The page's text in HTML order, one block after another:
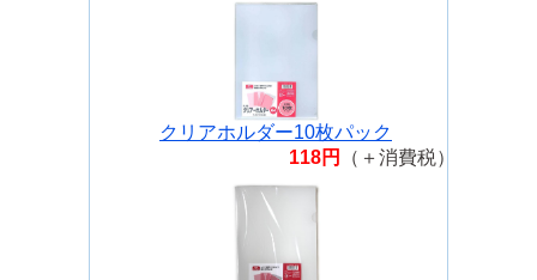
クリアホルダー10枚パック
118円
（＋消費税）